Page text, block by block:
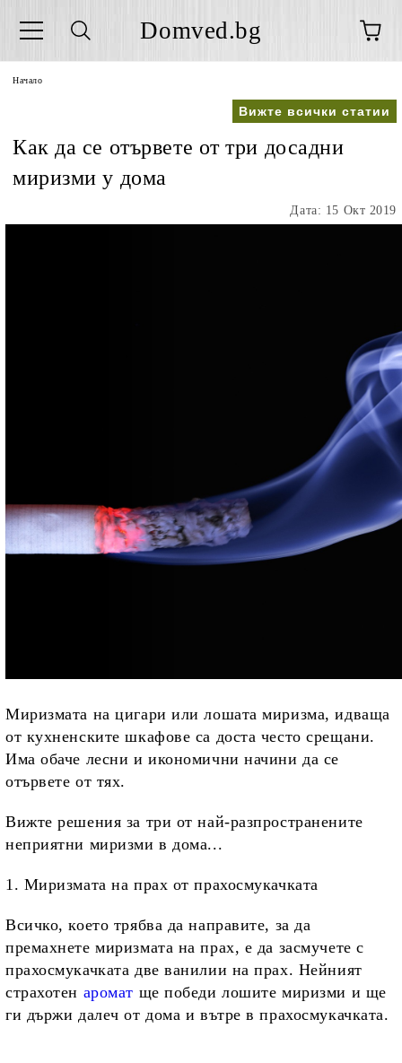
Domved.bg
Начало
Вижте всички статии
Как да се отървете от три досадни
миризми у дома
Дата: 15 Окт 2019
Миризмата на цигари или лошата миризма, идваща
от кухненските шкафове са доста често срещани.
Има обаче лесни и икономични начини да се
отървете от тях.
Вижте решения за три от най-разпространените
неприятни миризми в дома...
1. Миризмата на прах от прахосмукачката
Всичко, което трябва да направите, за да
премахнете миризмата на прах, е да засмучете с
прахосмукачката две ванилии на прах. Нейният
страхотен аромат ще победи лошите миризми и ще
ги държи далеч от дома и вътре в прахосмукачката.